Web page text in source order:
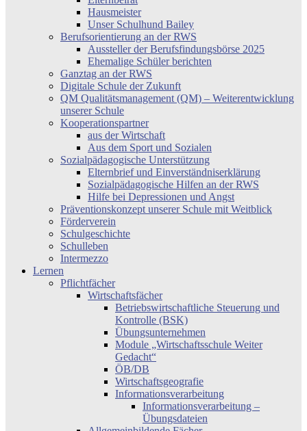
Hausmeister
Unser Schulhund Bailey
Berufsorientierung an der RWS
Aussteller der Berufsfindungsbörse 2025
Ehemalige Schüler berichten
Ganztag an der RWS
Digitale Schule der Zukunft
QM Qualitätsmanagement (QM) – Weiterentwicklung
unserer Schule
Kooperationspartner
aus der Wirtschaft
Aus dem Sport und Sozialen
Sozialpädagogische Unterstützung
Elternbrief und Einverständniserklärung
Sozialpädagogische Hilfen an der RWS
Hilfe bei Depressionen und Angst
Präventionskonzept unserer Schule mit Weitblick
Förderverein
Schulgeschichte
Schulleben
Intermezzo
Lernen
Pflichtfächer
Wirtschaftsfächer
Betriebswirtschaftliche Steuerung und
Kontrolle (BSK)
Übungsunternehmen
Module „Wirtschaftsschule Weiter
Gedacht“
ÖB/DB
Wirtschaftsgeografie
Informationsverarbeitung
Informationsverarbeitung –
Übungsdateien